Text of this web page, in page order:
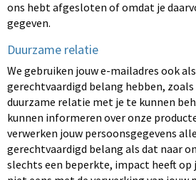
ons hebt afgesloten of omdat je
gegeven.
Duurzame relatie
We gebruiken jouw e-mailadres ook
gerechtvaardigd belang hebben,
duurzame relatie met je te kunnen
kunnen informeren over onze
verwerken jouw persoonsgegevens
gerechtvaardigd belang als dat naar
slechts een beperkte, impact heeft op